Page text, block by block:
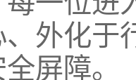
外化于
屏障。